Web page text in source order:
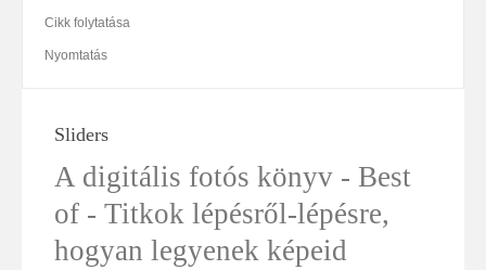
Cikk folytatása
Nyomtatás
Sliders
A digitális fotós könyv - Best
of - Titkok lépésről-lépésre,
hogyan legyenek képeid